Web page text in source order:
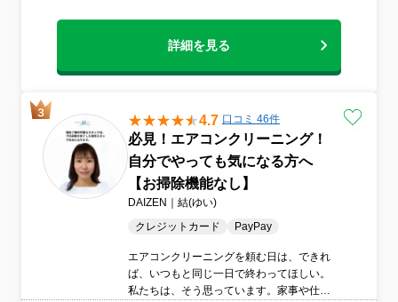
詳細を見る
4.7 口コミ 46件
必見！エアコンクリーニング！
自分でやっても気になる方へ
【お掃除機能なし】
DAIZEN｜結(ゆい)
クレジットカード
PayPay
エアコンクリーニングを頼む日は、できれ
ば、いつもと同じ一日で終わってほしい。
私たちは、そう思っています。家事や仕